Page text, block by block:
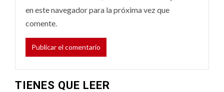
en este navegador para la próxima vez que
comente.
TIENES QUE LEER